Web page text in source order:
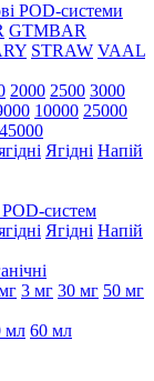
POD-системи
GTMBAR
STRAW VAAL
2000 2500 3000
10000 25000
45000
Ягідні Напій
систем
Ягідні Напій
3 мг 30 мг 50 мг
мл 60 мл